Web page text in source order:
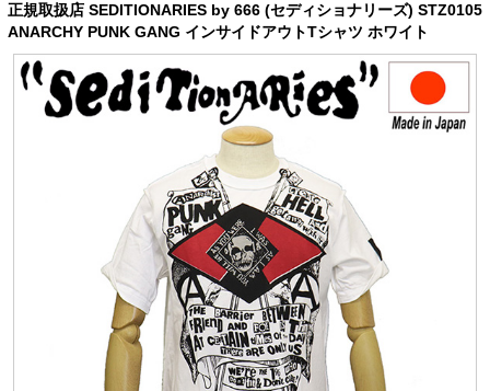
正規取扱店 SEDITIONARIES by 666 (セディショナリーズ) STZ0105
ANARCHY PUNK GANG インサイドアウトTシャツ ホワイト